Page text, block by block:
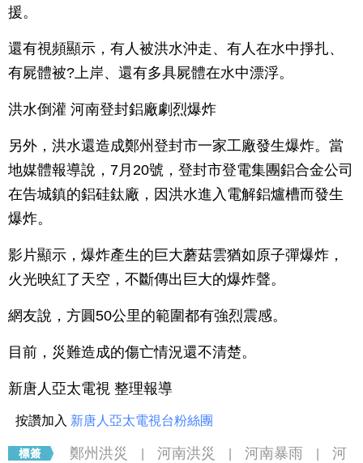
援。
還有視頻顯示，有人被洪水沖走、有人在水中掙扎、
有屍體被?上岸、還有多具屍體在水中漂浮。
洪水倒灌 河南登封鋁廠劇烈爆炸
另外，洪水還造成鄭州登封市一家工廠發生爆炸。當
地媒體報導說，7月20號，登封市登電集團鋁合金公司
在告城鎮的鋁硅鈦廠，因洪水進入電解鋁爐槽而發生
爆炸。
影片顯示，爆炸產生的巨大蘑菇雲猶如原子彈爆炸，
火光映紅了天空，不斷傳出巨大的爆炸聲。
網友說，方圓50公里的範圍都有強烈震感。
目前，災難造成的傷亡情況還不清楚。
新唐人亞太電視 整理報導
按讚加入 新唐人亞太電視台粉絲團
鄭州洪災 河南洪災 河南暴雨
河